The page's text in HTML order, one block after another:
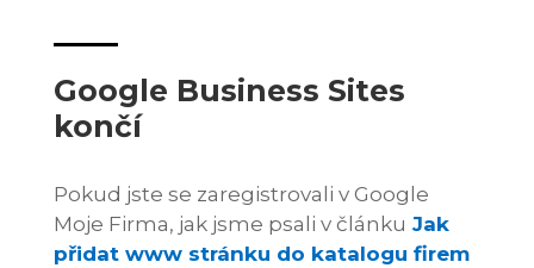
Google Business Sites
končí
Pokud jste se zaregistrovali v Google
Moje Firma, jak jsme psali v článku Jak
přidat www stránku do katalogu firem